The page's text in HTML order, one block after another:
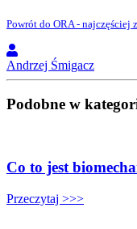
Powrót do ORA - najczęściej
Andrzej Śmigacz
Podobne w
Co to jest
Przeczytaj >>>